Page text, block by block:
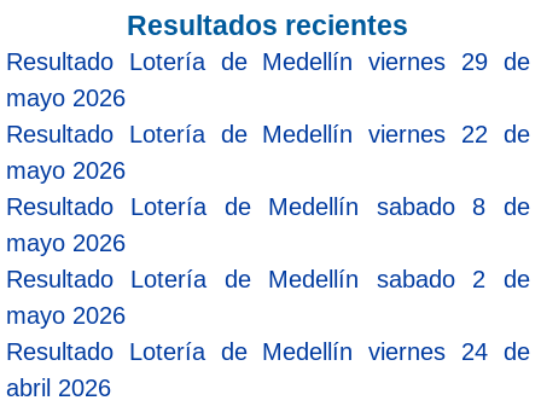
Resultados recientes
Resultado Lotería de Medellín viernes 29 de
mayo 2026
Resultado Lotería de Medellín viernes 22 de
mayo 2026
Resultado Lotería de Medellín sabado 8 de
mayo 2026
Resultado Lotería de Medellín sabado 2 de
mayo 2026
Resultado Lotería de Medellín viernes 24 de
abril 2026